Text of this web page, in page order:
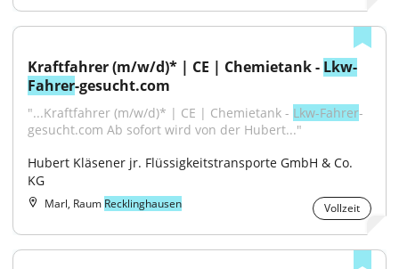
Kraftfahrer (m/w/d)* | CE | Chemietank - Lkw-
Fahrer-gesucht.com
"...Kraftfahrer (m/w/d)* | CE | Chemietank - Lkw-Fahrer-
gesucht.com Ab sofort wird von der Hubert..."
Hubert Kläsener jr. Flüssigkeitstransporte GmbH & Co.
KG
Marl, Raum Recklinghausen Vollzeit